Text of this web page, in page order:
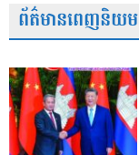
ព័ត៌មានពេញនិយម